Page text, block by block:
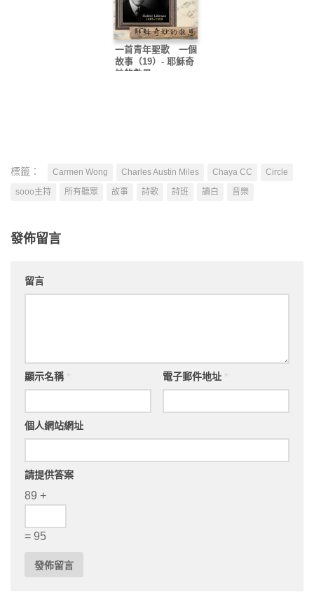
一首青年聖歌 一個
故事（19）- 耶穌奇
妙的救恩
標籤： Carmen Wong Charles Austin Miles Chaya CC
Circle
sooo主持
所有聽眾 故事 詩歌 詩班 讀白 音樂
發佈留言
留言
顯示名稱 電子郵件地址
個人網站網址
請提供答案
89 +
= 95